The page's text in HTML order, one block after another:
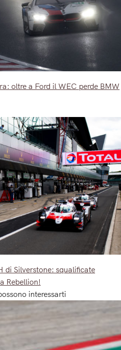
oltre a Ford il WEC perde BMW
di Silverstone: squalificate
Rebellion!
interessarti